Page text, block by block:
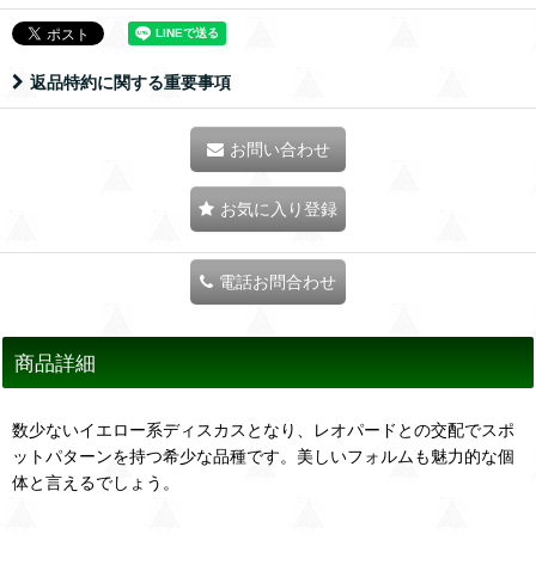
返品特約に関する重要事項
お問い合わせ
お気に入り登録
電話お問合わせ
商品詳細
数少ないイエロー系ディスカスとなり、レオパードとの交配でスポ
ットパターンを持つ希少な品種です。美しいフォルムも魅力的な個
体と言えるでしょう。